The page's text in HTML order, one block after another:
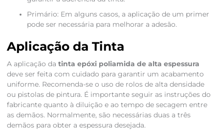
Primário: Em alguns casos, a aplicação de um primer
pode ser necessária para melhorar a adesão.
Aplicação da Tinta
A aplicação da tinta epóxi poliamida de alta espessura
deve ser feita com cuidado para garantir um acabamento
uniforme. Recomenda-se o uso de rolos de alta densidade
ou pistolas de pintura. É importante seguir as instruções do
fabricante quanto à diluição e ao tempo de secagem entre
as demãos. Normalmente, são necessárias duas a três
demãos para obter a espessura desejada.